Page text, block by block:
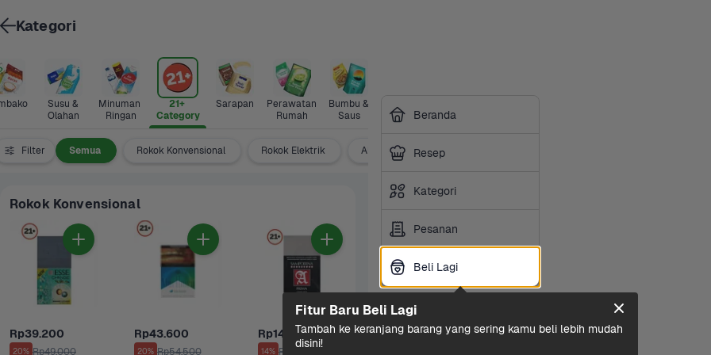
Susu &
Olahan
Minuman
Ringan
21+
Category
Sarapan
Perawatan
Rumah
Bumbu &
Saus
Diri
Premium
Filter Semua Rokok Konvensional Rokok Elektrik Alat Kontrasepsi
Rokok Konvensional
Rp39.200
20% Rp49.000
Rp43.600
20% Rp54.500
Rp14.500
14% Rp17.000
Beranda
Resep
Kategori
Pesanan
Beli Lagi
Kategori
Beli Lagi
Fitur Baru Beli Lagi
Tambah ke keranjang barang yang sering kamu beli lebih mudah
disini!